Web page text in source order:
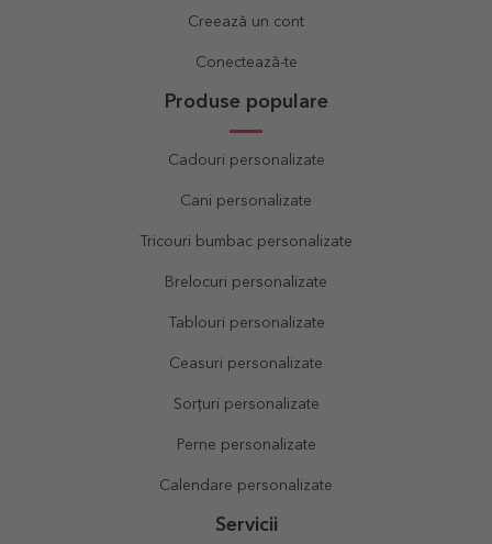
Creează un cont
Conectează-te
Produse populare
Cadouri personalizate
Cani personalizate
Tricouri bumbac personalizate
Brelocuri personalizate
Tablouri personalizate
Ceasuri personalizate
Sorțuri personalizate
Perne personalizate
Calendare personalizate
Servicii